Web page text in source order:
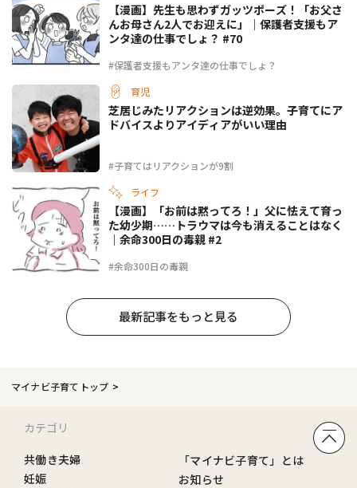
#保護者支援もアンタ達の仕事でしょ？
【漫画】先生も思わずガッツポーズ！「お父さ
んお母さん2人でお迎えに」｜保護者支援もア
ンタ達の仕事でしょ？ #70
育児
#子育てはリアクションが9割
芝居じみたリアクションは逆効果。子育てにア
ドバイスよりアイディアがいい理由
ライフ
#余命300日の毒親
【漫画】「お前は黙ってろ！」父に怯えて育っ
た幼少期……トラウマは今も消えることはなく
｜余命300日の毒親 #2
最新記事をもっと見る
マイナビ子育てトップ
カテゴリ
共働き夫婦
妊娠
「マイナビ子育て」とは
お知らせ